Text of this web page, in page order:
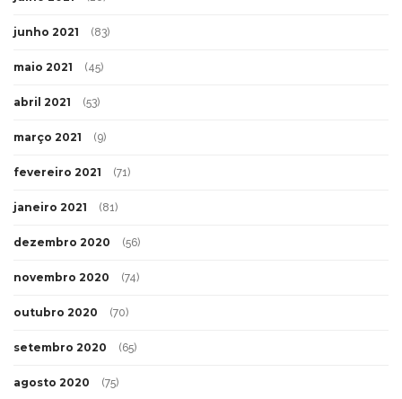
junho 2021 (83)
maio 2021 (45)
abril 2021 (53)
março 2021 (9)
fevereiro 2021 (71)
janeiro 2021 (81)
dezembro 2020 (56)
novembro 2020 (74)
outubro 2020 (70)
setembro 2020 (65)
agosto 2020 (75)